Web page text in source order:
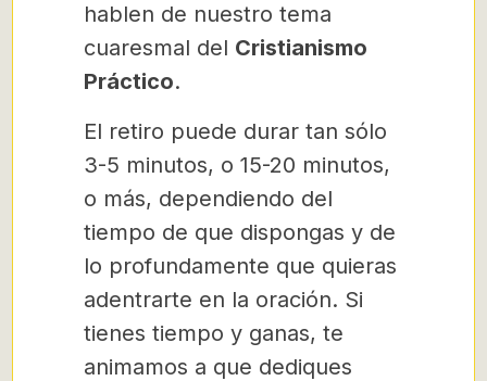
hablen de nuestro tema
cuaresmal del Cristianismo
Práctico.
El retiro puede durar tan sólo
3-5 minutos, o 15-20 minutos,
o más, dependiendo del
tiempo de que dispongas y de
lo profundamente que quieras
adentrarte en la oración. Si
tienes tiempo y ganas, te
animamos a que dediques